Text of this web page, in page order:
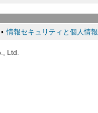
情報セキュリティと個人情
Ltd.